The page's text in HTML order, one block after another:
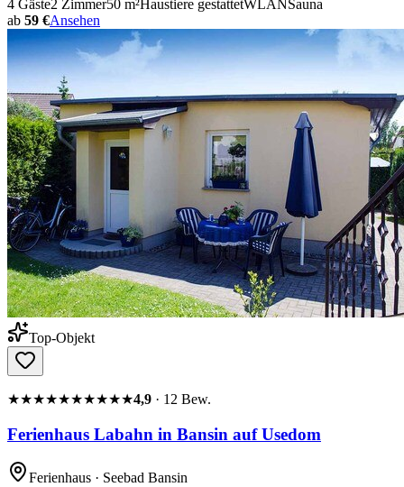
4 Gäste2 Zimmer50 m²Haustiere gestattetWLAN Sauna
ab 59 €Ansehen
Top-Objekt
★★★★★★★★★★4,9 · 12 Bew.
Ferienhaus Labahn in Bansin auf Usedom
Ferienhaus · Seebad Bansin